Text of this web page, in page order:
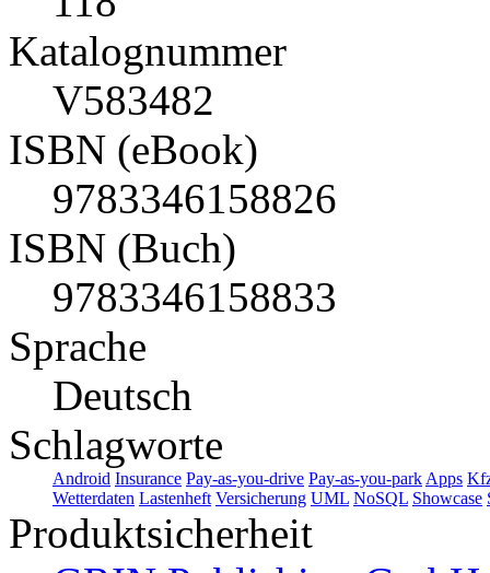
Katalognummer
V583482
ISBN (eBook)
9783346158826
ISBN (Buch)
9783346158833
Sprache
Deutsch
Schlagworte
Android Insurance Pay-as-you-drive Pay-as-you-park Apps
Wetterdaten Lastenheft Versicherung UML NoSQL Showcase
Produktsicherheit